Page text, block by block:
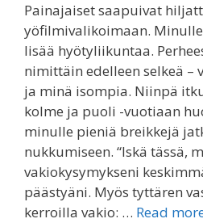
Painajaiset saapuivat
yöfilmivalikoimaan.
lisää hyötyliikuntaa.
nimittäin edelleen selkeä –
ja minä isompia. Niinpä
kolme ja puoli -vuotiaan
minulle pieniä breikkejä
nukkumiseen. “Iskä tässä,
vakiokysymykseni
päästyäni. Myös tyttären
kerroilla vakio: … Read